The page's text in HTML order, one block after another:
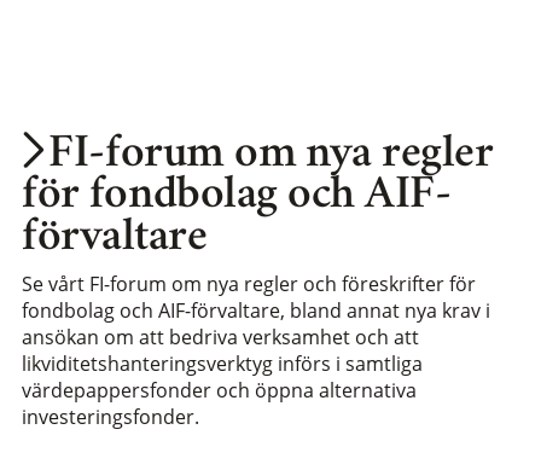
FI-forum om nya regler
för fondbolag och AIF-
förvaltare
Se vårt FI-forum om nya regler och föreskrifter för
fondbolag och AIF-förvaltare, bland annat nya krav i
ansökan om att bedriva verksamhet och att
likviditetshanteringsverktyg införs i samtliga
värdepappersfonder och öppna alternativa
investeringsfonder.